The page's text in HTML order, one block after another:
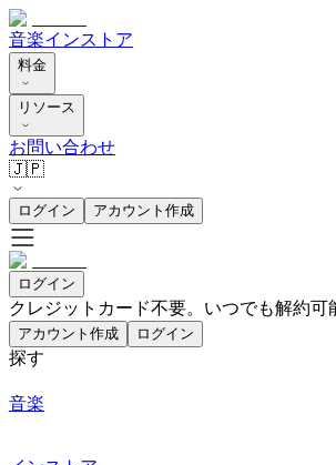
音楽インストア
料金
リソース
お問い合わせ
🇯🇵
ログイン アカウント作成
ログイン
クレジットカード不要。いつでも解約可
アカウント作成 ログイン
探す
音楽